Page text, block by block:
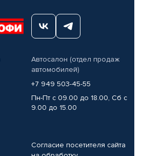
Автосалон (отдел продаж
автомобилей)
+7 949 503-45-55
Пн-Пт с 09.00 до 18.00, Сб с
9.00 до 15.00
Согласие посетителя сайта